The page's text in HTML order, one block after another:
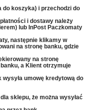
koszyka) i przechodzi do
i dostawy należy
lub InPost Paczkomaty
następnie klikamy w
na stronę banku, gdzie
na stronę
a Klient otrzymuje
umowę kredytową do
sklepu, że można wysyłać